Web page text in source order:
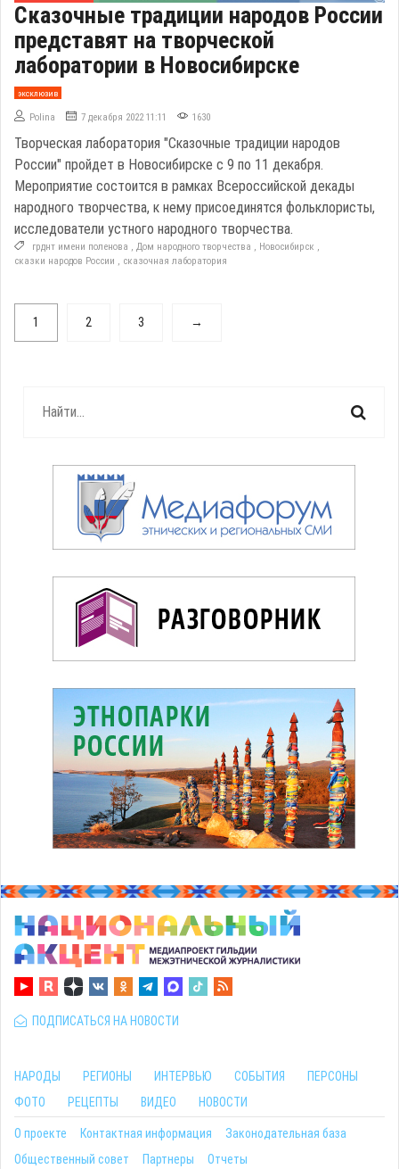
Сказочные традиции народов России
представят на творческой
лаборатории в Новосибирске
эксклюзив
Polina 7 декабря 2022 11:11 1630
Творческая лаборатория "Сказочные традиции народов
России" пройдет в Новосибирске с 9 по 11 декабря.
Мероприятие состоится в рамках Всероссийской декады
народного творчества, к нему присоединятся фольклористы,
исследователи устного народного творчества.
грднт имени поленова , Дом народного творчества , Новосибирск ,
сказки народов России , сказочная лаборатория
1 2 3 →
ПОДПИСАТЬСЯ НА НОВОСТИ
НАРОДЫ РЕГИОНЫ ИНТЕРВЬЮ СОБЫТИЯ
ПЕРСОНЫ
ФОТО
РЕЦЕПТЫ ВИДЕО НОВОСТИ
О проекте Контактная информация
Законодательная база
Общественный совет
Партнеры Отчеты